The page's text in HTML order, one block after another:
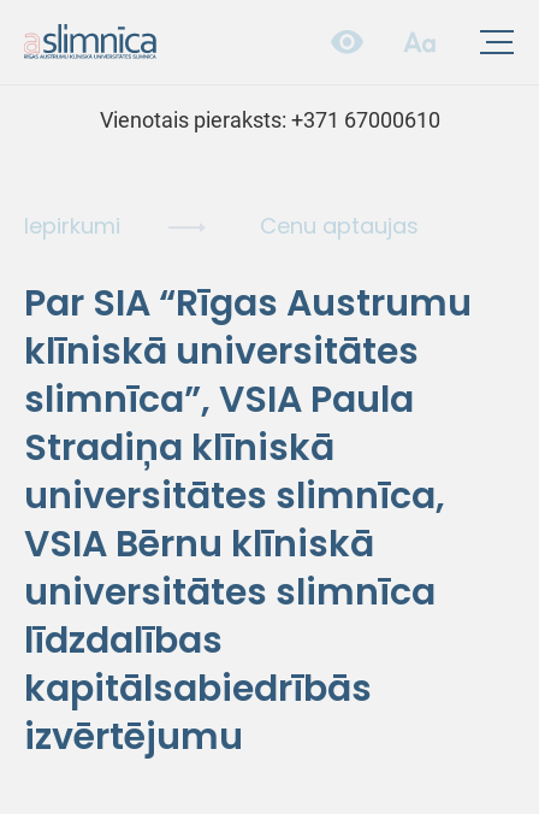
Vienotais pieraksts: +371 67000610
Iepirkumi Cenu aptaujas
Par SIA “Rīgas Austrumu
klīniskā universitātes
slimnīca”, VSIA Paula
Stradiņa klīniskā
universitātes slimnīca,
VSIA Bērnu klīniskā
universitātes slimnīca
līdzdalības
kapitālsabiedrībās
izvērtējumu